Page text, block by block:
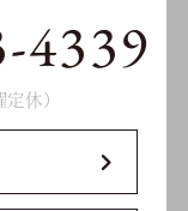
4339
休）